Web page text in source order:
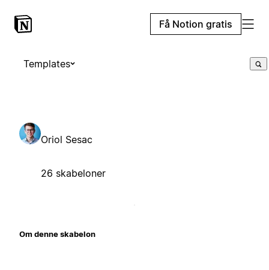
Få Notion gratis
Templates
Oriol Sesac
26 skabeloner
Om denne skabelon